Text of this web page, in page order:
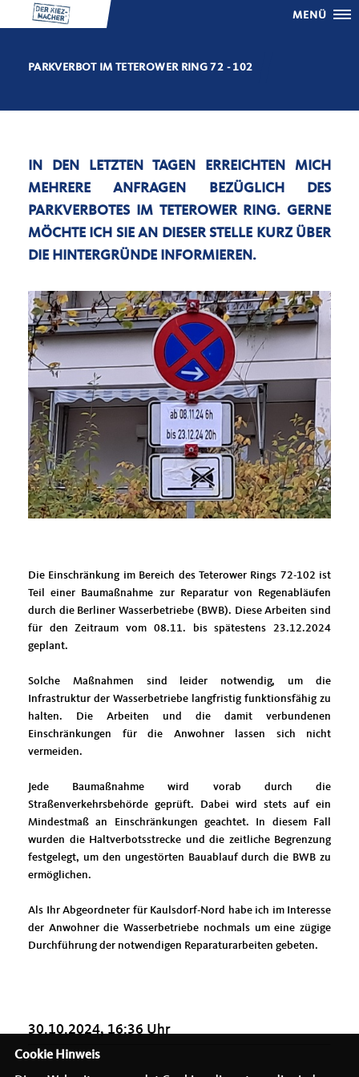
MENÜ
PARKVERBOT IM TETEROWER RING 72 - 102
IN DEN LETZTEN TAGEN ERREICHTEN MICH
MEHRERE ANFRAGEN BEZÜGLICH DES
PARKVERBOTES IM TETEROWER RING. GERNE
MÖCHTE ICH SIE AN DIESER STELLE KURZ ÜBER
DIE HINTERGRÜNDE INFORMIEREN.
Die Einschränkung im Bereich des Teterower Rings 72-102 ist
Teil einer Baumaßnahme zur Reparatur von Regenabläufen
durch die Berliner Wasserbetriebe (BWB). Diese Arbeiten sind
für den Zeitraum vom 08.11. bis spätestens 23.12.2024
geplant.
Solche Maßnahmen sind leider notwendig, um die
Infrastruktur der Wasserbetriebe langfristig funktionsfähig zu
halten. Die Arbeiten und die damit verbundenen
Einschränkungen für die Anwohner lassen sich nicht
vermeiden.
Jede Baumaßnahme wird vorab durch die
Straßenverkehrsbehörde geprüft. Dabei wird stets auf ein
Mindestmaß an Einschränkungen geachtet. In diesem Fall
wurden die Haltverbotsstrecke und die zeitliche Begrenzung
festgelegt, um den ungestörten Bauablauf durch die BWB zu
ermöglichen.
Als Ihr Abgeordneter für Kaulsdorf-Nord habe ich im Interesse
der Anwohner die Wasserbetriebe nochmals um eine zügige
Durchführung der notwendigen Reparaturarbeiten gebeten.
30.10.2024, 16:36 Uhr
Cookie Hinweis